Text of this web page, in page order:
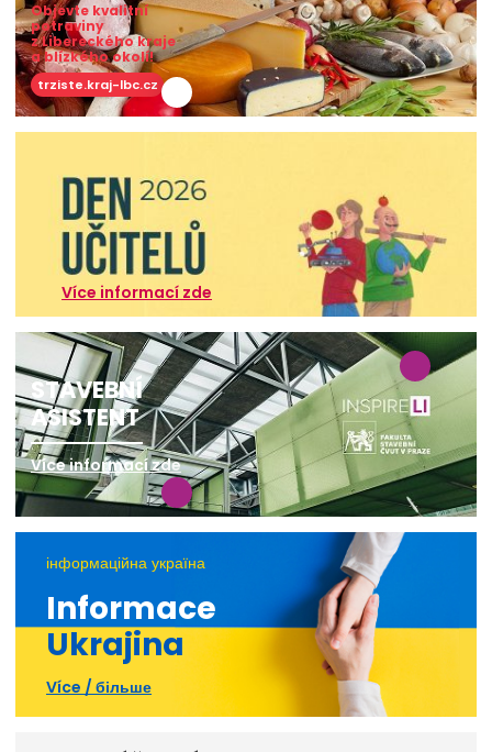
Objevte kvalitní
potraviny
z Libereckého kraje
a blízkého okolí!
trziste.kraj-lbc.cz
Více informací zde
STAVEBNÍ
ASISTENT
Více informací zde
інформаційна україна
Informace
Ukrajina
Více / більше